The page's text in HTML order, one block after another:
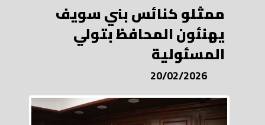
ممثلو كنائس بني سويف
يهنئون المحافظ بتولي
المسئولية
20/02/2026